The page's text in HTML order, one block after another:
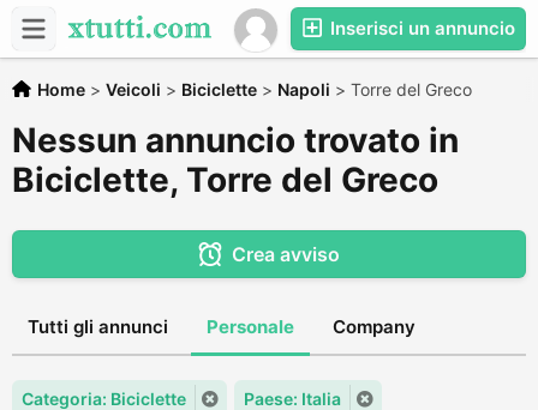
Inserisci un annuncio
Home > Veicoli > Biciclette > Napoli > Torre del Greco
Nessun annuncio trovato in
Biciclette, Torre del Greco
Crea avviso
Tutti gli annunci Personale Company
Categoria: Biciclette Paese: Italia